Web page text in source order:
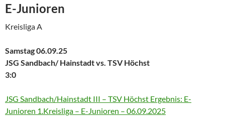
E-Junioren
Kreisliga A
Samstag 06.09.25
JSG Sandbach/ Hainstadt vs. TSV Höchst
3:0
JSG Sandbach/Hainstadt III – TSV Höchst Ergebnis: E-
Junioren 1.Kreisliga – E-Junioren – 06.09.2025